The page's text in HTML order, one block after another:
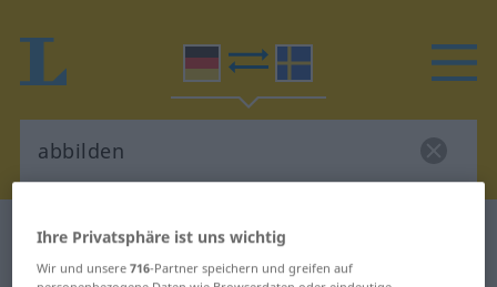
Deutsch-Schwedisch Wörterbuch
Deutsch-Schwedisch Übersetzung
Ihre Privatsphäre ist uns wichtig
Wir und unsere716-Partner speichern und greifen auf